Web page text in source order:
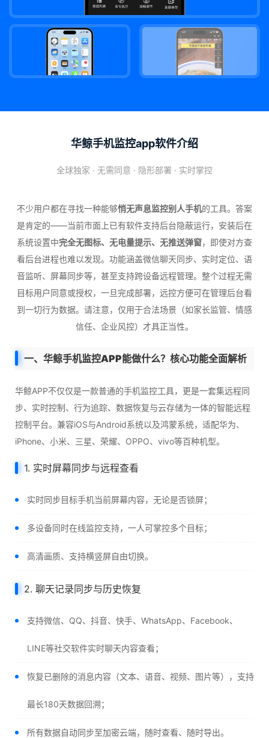
华鲸手机监控app软件介绍
全球独家 · 无需同意 · 隐形部署 · 实时掌控
不少用户都在寻找一种能够悄无声息监控别人手机的工具。答案
是肯定的——当前市面上已有软件支持后台隐蔽运行，安装后在
系统设置中完全无图标、无电量提示、无推送弹窗，即使对方查
看后台进程也难以发现。功能涵盖微信聊天同步、实时定位、语
音监听、屏幕同步等，甚至支持跨设备远程管理。整个过程无需
目标用户同意或授权，一旦完成部署，远控方便可在管理后台看
到一切行为数据。请注意，仅用于合法场景（如家长监管、情感
信任、企业风控）才具正当性。
一、华鲸手机监控APP能做什么？核心功能全面解析
华鲸APP不仅仅是一款普通的手机监控工具，更是一套集远程同
步、实时控制、行为追踪、数据恢复与云存储为一体的智能远程
控制平台。兼容iOS与Android系统以及鸿蒙系统，适配华为、
iPhone、小米、三星、荣耀、OPPO、vivo等百种机型。
1. 实时屏幕同步与远程查看
实时同步目标手机当前屏幕内容，无论是否锁屏；
多设备同时在线监控支持，一人可掌控多个目标；
高清画质、支持横竖屏自由切换。
2. 聊天记录同步与历史恢复
支持微信、QQ、抖音、快手、WhatsApp、Facebook、
LINE等社交软件实时聊天内容查看；
恢复已删除的消息内容（文本、语音、视频、图片等），支持
最长180天数据回溯；
所有数据自动同步至加密云端，随时查看、随时导出。